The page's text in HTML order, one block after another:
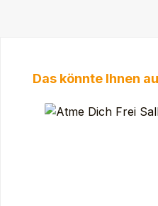
Produktgalerie
Das könnte Ihnen